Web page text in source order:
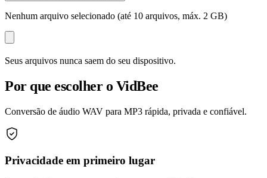
Nenhum arquivo selecionado (até 10 arquivos, máx. 2 GB)
Seus arquivos nunca saem do seu dispositivo.
Por que escolher o VidBee
Conversão de áudio WAV para MP3 rápida, privada e confiável.
Privacidade em primeiro lugar